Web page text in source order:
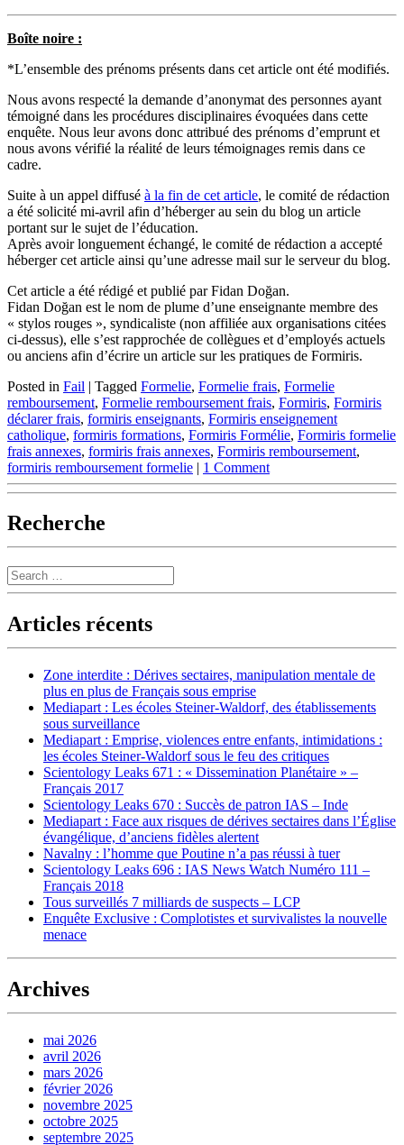
Boîte noire :
*L’ensemble des prénoms présents dans cet article ont été modifiés.
Nous avons respecté la demande d’anonymat des personnes ayant
témoigné dans les procédures disciplinaires évoquées dans cette
enquête. Nous leur avons donc attribué des prénoms d’emprunt et
nous avons vérifié la réalité de leurs témoignages remis dans ce
cadre.
Suite à un appel diffusé à la fin de cet article, le comité de rédaction
a été solicité mi-avril afin d’héberger au sein du blog un article
portant sur le sujet de l’éducation.
Après avoir longuement échangé, le comité de rédaction a accepté
héberger cet article ainsi qu’une adresse mail sur le serveur du blog.
Cet article a été rédigé et publié par Fidan Doğan.
Fidan Doğan est le nom de plume d’une enseignante membre des
« stylos rouges », syndicaliste (non affiliée aux organisations citées
ci-dessus), elle s’est rapprochée de collègues et d’employés actuels
ou anciens afin d’écrire un article sur les pratiques de Formiris.
Posted in Fail | Tagged Formelie, Formelie frais, Formelie
remboursement, Formelie remboursement frais, Formiris, Formiris
déclarer frais, formiris enseignants, Formiris enseignement
catholique, formiris formations, Formiris Formélie, Formiris formelie
frais annexes, formiris frais annexes, Formiris remboursement,
formiris remboursement formelie | 1 Comment
Recherche
Search
Articles récents
Zone interdite : Dérives sectaires, manipulation mentale de
plus en plus de Français sous emprise
Mediapart : Les écoles Steiner-Waldorf, des établissements
sous surveillance
Mediapart : Emprise, violences entre enfants, intimidations :
les écoles Steiner-Waldorf sous le feu des critiques
Scientology Leaks 671 : « Dissemination Planétaire » –
Français 2017
Scientology Leaks 670 : Succès de patron IAS – Inde
Mediapart : Face aux risques de dérives sectaires dans l’Église
évangélique, d’anciens fidèles alertent
Navalny : l’homme que Poutine n’a pas réussi à tuer
Scientology Leaks 696 : IAS News Watch Numéro 111 –
Français 2018
Tous surveillés 7 milliards de suspects – LCP
Enquête Exclusive : Complotistes et survivalistes la nouvelle
menace
Archives
mai 2026
avril 2026
mars 2026
février 2026
novembre 2025
octobre 2025
septembre 2025